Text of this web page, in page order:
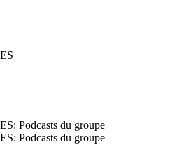
Podcasts du groupe
Podcasts du groupe